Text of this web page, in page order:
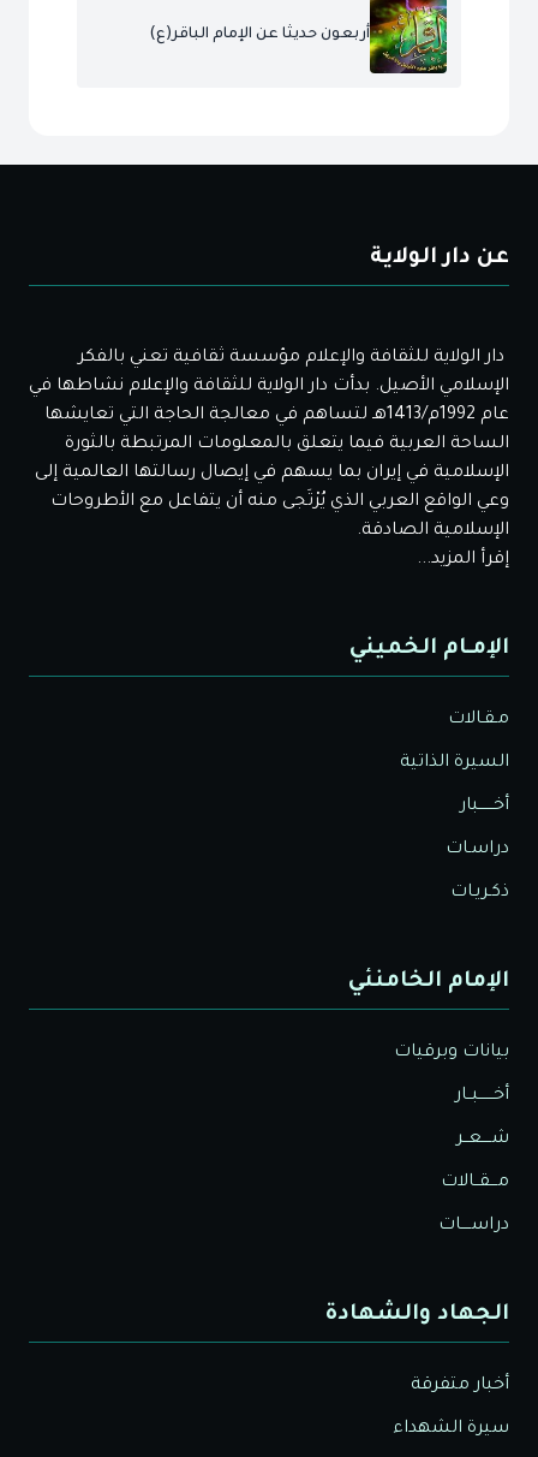
أربعون حديثا عن الإمام الباقر(ع)
عن دار الولاية
دار الولاية للثقافة والإعلام مؤسسة ثقافية تعني بالفكر
الإسلامي الأصيل. بدأت دار الولاية للثقافة والإعلام نشاطها في
عام 1992م/1413هـ لتساهم في معالجة الحاجة التي تعايشها
الساحة العربية فيما يتعلق بالمعلومات المرتبطة بالثورة
الإسلامية في إيران بما يسهم في إيصال رسالتها العالمية إلى
وعي الواقع العربي الذي يُرْتَجى منه أن يتفاعل مع الأطروحات
الإسلامية الصادقة.
إقرأ المزيد...
الإمـام الخميني
مـقـالات
السيرة الذاتية
أخــــــبار
دراسـات
ذكـريـات
الإمام الخامنئي
بيانات وبرقيات
أخــــــبــار
شــــعــر
مـــقــالات
دراســــات
الجهاد والشهادة
أخبار متفرقة
سيرة الشهداء